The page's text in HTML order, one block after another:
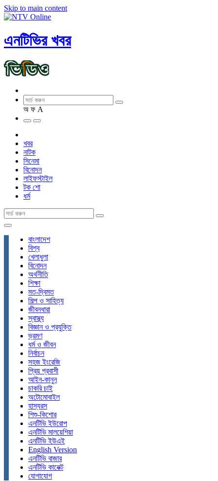
Skip to main content
এনটিভির খবর
অ ফ A
খবর
নাটক
সিনেমা
বিনোদন
লাইফস্টাইল
টক শো
ধর্ম
বাংলাদেশ
বিশ্ব
খেলাধুলা
বিনোদন
অর্থনীতি
শিক্ষা
মত-দ্বিমত
শিল্প ও সাহিত্য
জীবনধারা
স্বাস্থ্য
বিজ্ঞান ও প্রযুক্তি
ভ্রমণ
ধর্ম ও জীবন
নির্বাচন
সহজ ইংরেজি
প্রিয় প্রবাসী
আইন-কানুন
চাকরি চাই
অটোমোবাইল
হাস্যরস
শিশু-কিশোর
এনটিভি ইউরোপ
এনটিভি মালয়েশিয়া
এনটিভি ইউএই
English Version
এনটিভি বাজার
এনটিভি কানেক্ট
যোগাযোগ